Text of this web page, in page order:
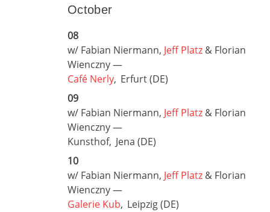
October
08
w/ Fabian Niermann, Jeff Platz & Florian
Wienczny —
Café Nerly, Erfurt (DE)
09
w/ Fabian Niermann, Jeff Platz & Florian
Wienczny —
Kunsthof, Jena (DE)
10
w/ Fabian Niermann, Jeff Platz & Florian
Wienczny —
Galerie Kub, Leipzig (DE)